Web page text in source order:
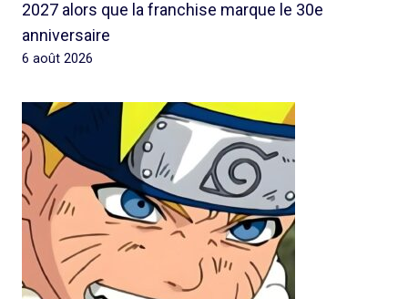
2027 alors que la franchise marque le 30e
anniversaire
6 août 2026